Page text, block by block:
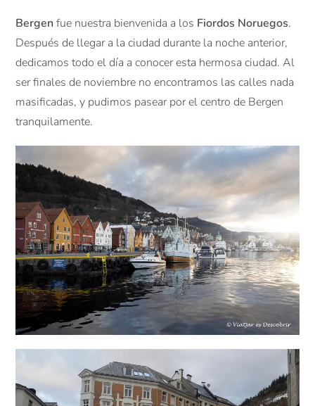
Bergen fue nuestra bienvenida a los Fiordos Noruegos.
Después de llegar a la ciudad durante la noche anterior,
dedicamos todo el día a conocer esta hermosa ciudad. Al
ser finales de noviembre no encontramos las calles nada
masificadas, y pudimos pasear por el centro de Bergen
tranquilamente.